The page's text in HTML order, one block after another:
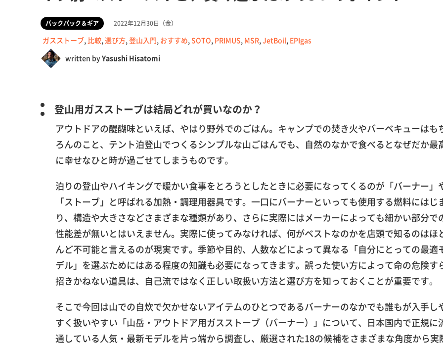
バックパック＆ギア 2022年12月30日（金）
ガスストーブ, 比較,選び方,登山入門, おすすめ,SOTO, PRIMUS, MSR,JetBoil, EPIgas
written byYasushi Hisatomi
登山用ガスストーブは結局どれが買いなのか？
アウトドアの醍醐味といえば、やはり野外でのごはん。キャンプでの焚き火やバーベキューはも
ろんのこと、テント泊登山でつくるシンプルな山ごはんでも、自然のなかで食べるとなぜだか最
に幸せなひと時が過ごせてしまうものです。
泊りの登山やハイキングで暖かい食事をとろうとしたときに必要になってくるのが「バーナー」
「ストーブ」と呼ばれる加熱・調理用器具です。一口にバーナーといっても使用する燃料にはじ
り、構造や大きさなどさまざまな種類があり、さらに実際にはメーカーによっても細かい部分で
性能差が無いとはいえません。実際に使ってみなければ、何がベストなのかを店頭で知るのはほ
んど不可能と言えるのが現実です。季節や目的、人数などによって異なる「自分にとっての最適
デル」を選ぶためにはある程度の知識も必要になってきます。誤った使い方によって命の危険す
招きかねない道具は、自己流ではなく正しい取扱い方法と選び方を知っておくことが重要です。
そこで今回は山での自炊で欠かせないアイテムのひとつであるバーナーのなかでも誰もが入手し
すく扱いやすい「山岳・アウトドア用ガスストーブ（バーナー）」について、日本国内で正規に
通している人気・最新モデルを片っ端から調査し、厳選された18の候補をさまざまな角度から実